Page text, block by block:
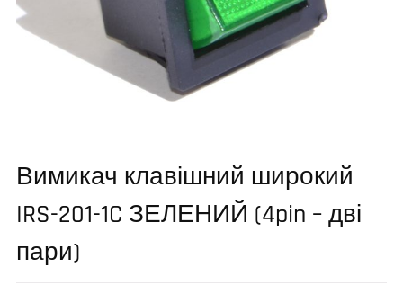
Вимикач клавішний широкий
IRS-201-1C ЗЕЛЕНИЙ (4pin – дві
пари)